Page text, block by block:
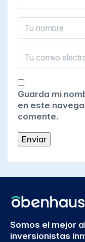
Guarda mi
en este
comente.
Somos el mejor
inversionistas